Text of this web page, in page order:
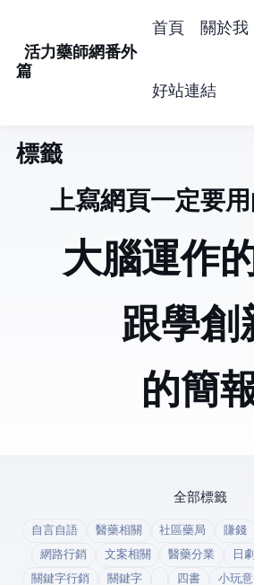
活力藥師網番外
篇
首頁 關於我
好站連結
標籤: mac (4)
Mac上寫網頁一定要
大腦運作
跟Jobs學
Jobs的簡
全部標籤
自言自語 醫藥相關 社區藥局 賺錢
網路行銷
文案相關 醫藥分業 日劇
關鍵字行銷
關鍵字 四書 小玩意